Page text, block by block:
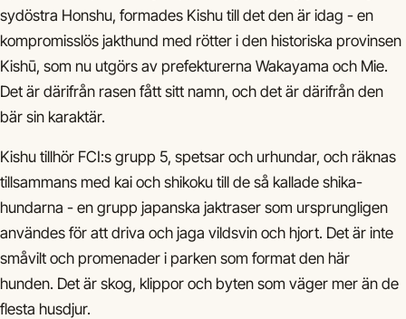
sydöstra Honshu, formades Kishu till det den är idag - en
kompromisslös jakthund med rötter i den historiska provinsen
Kishū, som nu utgörs av prefekturerna Wakayama och Mie.
Det är därifrån rasen fått sitt namn, och det är därifrån den
bär sin karaktär.
Kishu tillhör FCI:s grupp 5, spetsar och urhundar, och räknas
tillsammans med kai och shikoku till de så kallade shika-
hundarna - en grupp japanska jaktraser som ursprungligen
användes för att driva och jaga vildsvin och hjort. Det är inte
småvilt och promenader i parken som format den här
hunden. Det är skog, klippor och byten som väger mer än de
flesta husdjur.